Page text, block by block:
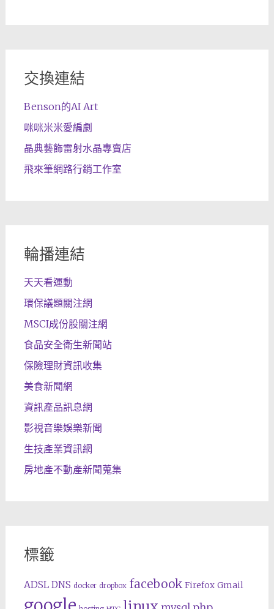
交換連結
Benson的AI Art
咪咪米米愛編劇
晶典藝飾雷射水晶專賣店
飛來筆網路行銷工作室
輪播連結
天天看運動
環保議題關注網
MSCI成份股關注網
食品安全衛生新聞站
保險理財資訊收集
美食新聞網
資訊產品訊息網
影視音樂娛樂新聞
生技產業資訊網
房地產不動產新聞蒐集
標籤
ADSL DNS docker dropbox facebook Firefox Gmail